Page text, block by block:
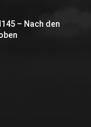
– Nach den